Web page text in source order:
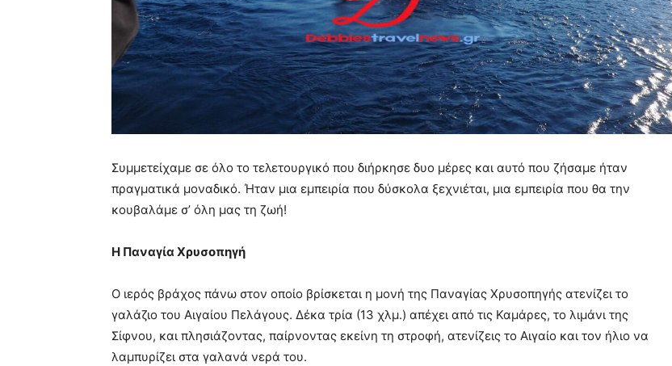
Συμμετείχαμε σε όλο το τελετουργικό που διήρκησε δυο μέρες και αυτό που ζήσαμε ήταν
πραγματικά μοναδικό. Ήταν μια εμπειρία που δύσκολα ξεχνιέται, μια εμπειρία που θα την
κουβαλάμε σ’ όλη μας τη ζωή!
Η Παναγία Χρυσοπηγή
Ο ιερός βράχος πάνω στον οποίο βρίσκεται η μονή της Παναγίας Χρυσοπηγής ατενίζει το
γαλάζιο του Αιγαίου Πελάγους. Δέκα τρία (13 χλμ.) απέχει από τις Καμάρες, το λιμάνι της
Σίφνου, και πλησιάζοντας, παίρνοντας εκείνη τη στροφή, ατενίζεις το Αιγαίο και τον ήλιο να
λαμπυρίζει στα γαλανά νερά του.